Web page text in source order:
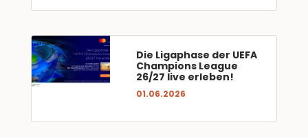
Die Ligaphase der UEFA
Champions League
26/27 live erleben!
01.06.2026